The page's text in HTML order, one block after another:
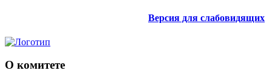
Версия для слабовидящих
О комитете